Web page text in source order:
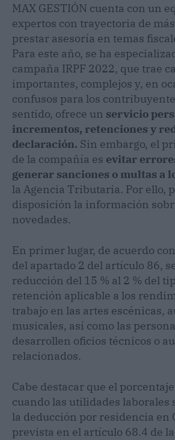
MAX GESTIÓN cuenta con un
expertos con trayectoria de
prestar asesoría en temas
Para este año, se ha
campaña IRPF 2022, que trae
importantes, complejos y, en
confusos para los
sentido, ofrece un servicio
incrementos, retenciones y
declaración. Sin embargo, el
de la compañía es evitar
generar sanciones o multas a
la Agencia Tributaria. Por ello,
disposición la información
novedades.
En primer lugar, de acuerdo
del apartado 2 del artículo 86,
reducción del 15 % al 2 % del
retención aplicable a los
trabajo en las artes escénicas,
musicales, así como las
desarrollen oficios técnicos o
relacionados.
Cabe destacar que el
cuando las utilidades laborales
la deducción por residencia en
prevista en el artículo 68.4 de la